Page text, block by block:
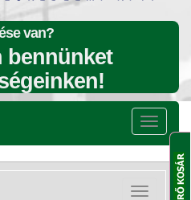
van?
bennünket
Menü
Kategóriák